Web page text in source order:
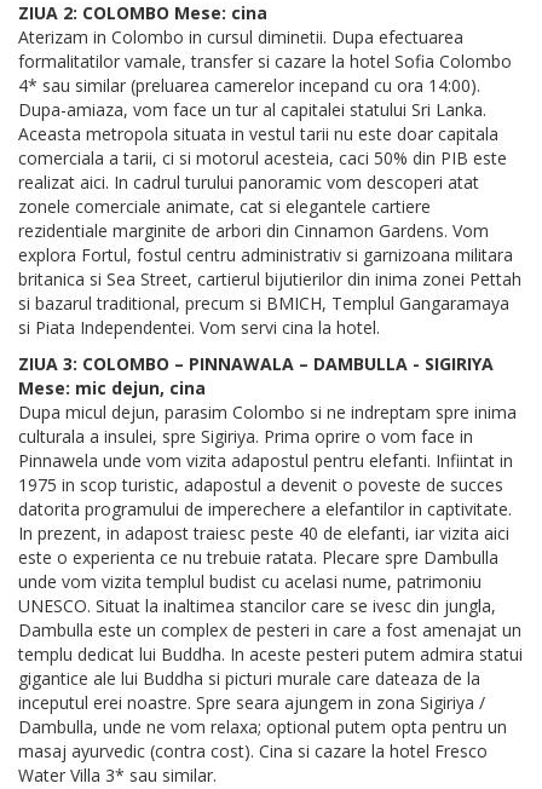
ZIUA 2: COLOMBO Mese: cina
Aterizam in Colombo in cursul diminetii. Dupa efectuarea
formalitatilor vamale, transfer si cazare la hotel Sofia Colombo
4* sau similar (preluarea camerelor incepand cu ora 14:00).
Dupa-amiaza, vom face un tur al capitalei statului Sri Lanka.
Aceasta metropola situata in vestul tarii nu este doar capitala
comerciala a tarii, ci si motorul acesteia, caci 50% din PIB este
realizat aici. In cadrul turului panoramic vom descoperi atat
zonele comerciale animate, cat si elegantele cartiere
rezidentiale marginite de arbori din Cinnamon Gardens. Vom
explora Fortul, fostul centru administrativ si garnizoana militara
britanica si Sea Street, cartierul bijutierilor din inima zonei Pettah
si bazarul traditional, precum si BMICH, Templul Gangaramaya
si Piata Independentei. Vom servi cina la hotel.
ZIUA 3: COLOMBO – PINNAWALA – DAMBULLA - SIGIRIYA
Mese: mic dejun, cina
Dupa micul dejun, parasim Colombo si ne indreptam spre inima
culturala a insulei, spre Sigiriya. Prima oprire o vom face in
Pinnawela unde vom vizita adapostul pentru elefanti. Infiintat in
1975 in scop turistic, adapostul a devenit o poveste de succes
datorita programului de imperechere a elefantilor in captivitate.
In prezent, in adapost traiesc peste 40 de elefanti, iar vizita aici
este o experienta ce nu trebuie ratata. Plecare spre Dambulla
unde vom vizita templul budist cu acelasi nume, patrimoniu
UNESCO. Situat la inaltimea stancilor care se ivesc din jungla,
Dambulla este un complex de pesteri in care a fost amenajat un
templu dedicat lui Buddha. In aceste pesteri putem admira statui
gigantice ale lui Buddha si picturi murale care dateaza de la
inceputul erei noastre. Spre seara ajungem in zona Sigiriya /
Dambulla, unde ne vom relaxa; optional putem opta pentru un
masaj ayurvedic (contra cost). Cina si cazare la hotel Fresco
Water Villa 3* sau similar.